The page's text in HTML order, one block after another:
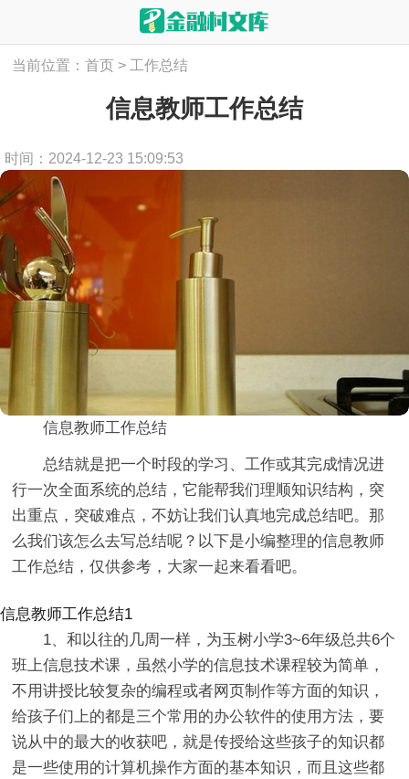
当前位置：首页 > 工作总结
信息教师工作总结
时间：2024-12-23 15:09:53
信息教师工作总结
总结就是把一个时段的学习、工作或其完成情况进
行一次全面系统的总结，它能帮我们理顺知识结构，突
出重点，突破难点，不妨让我们认真地完成总结吧。那
么我们该怎么去写总结呢？以下是小编整理的信息教师
工作总结，仅供参考，大家一起来看看吧。
信息教师工作总结1
1、和以往的几周一样，为玉树小学3~6年级总共6个
班上信息技术课，虽然小学的信息技术课程较为简单，
不用讲授比较复杂的编程或者网页制作等方面的知识，
给孩子们上的都是三个常用的办公软件的使用方法，要
说从中的最大的收获吧，就是传授给这些孩子的知识都
是一些使用的计算机操作方面的基本知识，而且这些都